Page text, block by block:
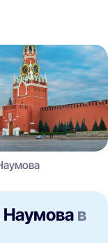
Наумова в